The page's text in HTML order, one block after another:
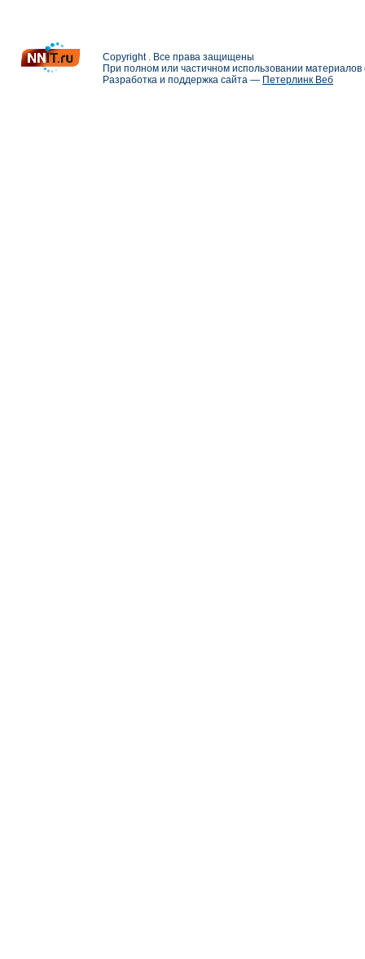
Copyright . Все права защищены
При полном или частичном использовании
Разработка и поддержка сайта — Петерлинк Веб